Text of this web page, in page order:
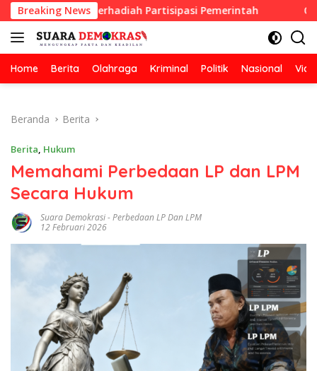
Langsung
ke
konten
Breaking News
Berhadiah Partisipasi Pemerintah Oknum
Home Berita Olahraga Kriminal Politik Nasional
Beranda Berita
Berita, Hukum
Memahami Perbedaan LP dan LPM
Secara Hukum
Suara Demokrasi-Perbedaan LP Dan LPM
12 Februari 2026